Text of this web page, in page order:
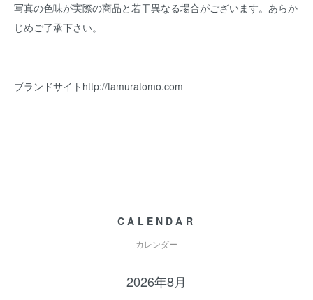
写真の色味が実際の商品と若干異なる場合がございます。あらか
じめご了承下さい。
ブランドサイト http://tamuratomo.com
CALENDAR
カレンダー
2026年8月